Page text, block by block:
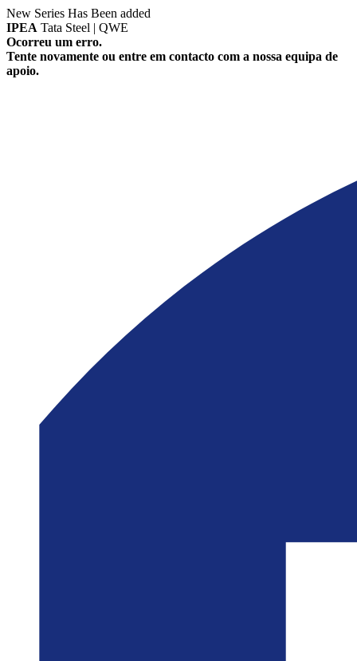
New Series Has Been added
IPEA Tata Steel | QWE
Ocorreu um erro.
Tente novamente ou entre em contacto com a nossa equipa de
apoio.